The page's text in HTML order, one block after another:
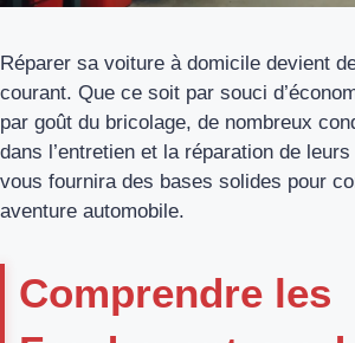
Réparer sa voiture à domicile devient
courant. Que ce soit par souci
par goût du bricolage, de nombreux
dans l’entretien et la réparation de
vous fournira des bases solides pour
aventure automobile.
Comprendre les